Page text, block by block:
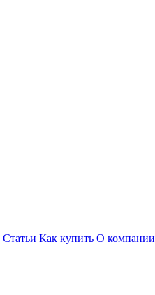
Статьи Как купить О компании